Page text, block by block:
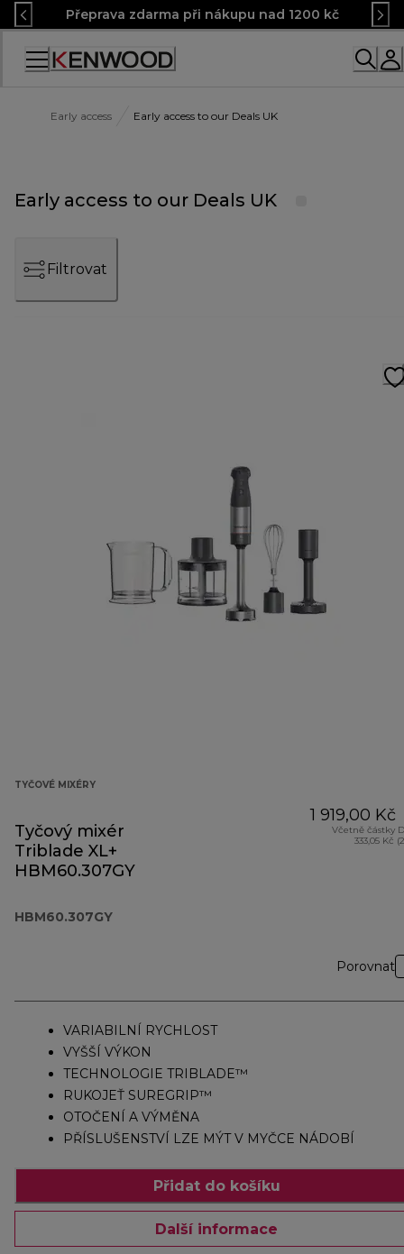
Skip
to
Content
Přeprava zdarma při nákupu nad 1200 kč
Accessibility
Early access Early access to our Deals UK
Early access to our Deals UK
Filtrovat
TYČOVÉ MIXÉRY
Tyčový mixér
Triblade XL+
HBM60.307GY
HBM60.307GY
1 919,00 Kč
Včetně částky
333,05 Kč
Porovnat
VARIABILNÍ RYCHLOST
VYŠŠÍ VÝKON
TECHNOLOGIE TRIBLADE™
RUKOJEŤ SUREGRIP™
OTOČENÍ A VÝMĚNA
PŘÍSLUŠENSTVÍ LZE MÝT V MYČCE NÁDOBÍ
Přidat do košíku
Další informace